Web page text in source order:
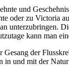
und
oder zu Victoria
unterzubringen.
kann man
der
in und mit der